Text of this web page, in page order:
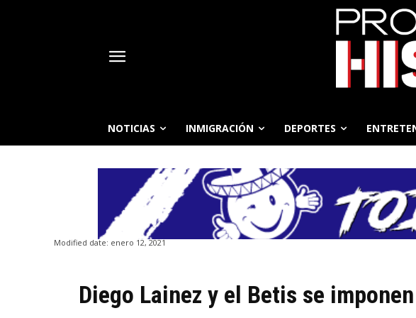
NOTICIAS INMIGRACIÓN DEPORTES
Modified date: enero 12, 2021
Diego Lainez y el Betis se